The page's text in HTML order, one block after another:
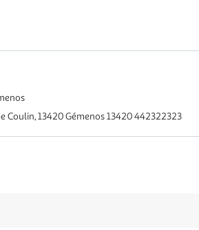
Coulin, 13420 Gémenos 13420 442322323